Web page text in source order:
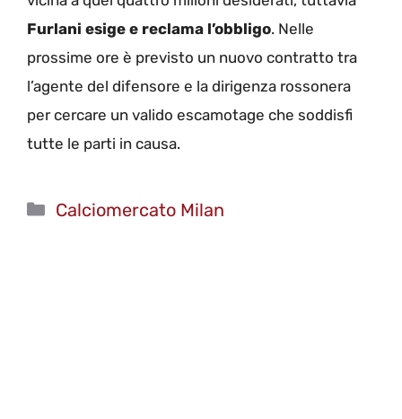
Furlani esige e reclama l’obbligo. Nelle
prossime ore è previsto un nuovo contratto tra
l’agente del difensore e la dirigenza rossonera
per cercare un valido escamotage che soddisfi
tutte le parti in causa.
Categorie
Calciomercato Milan